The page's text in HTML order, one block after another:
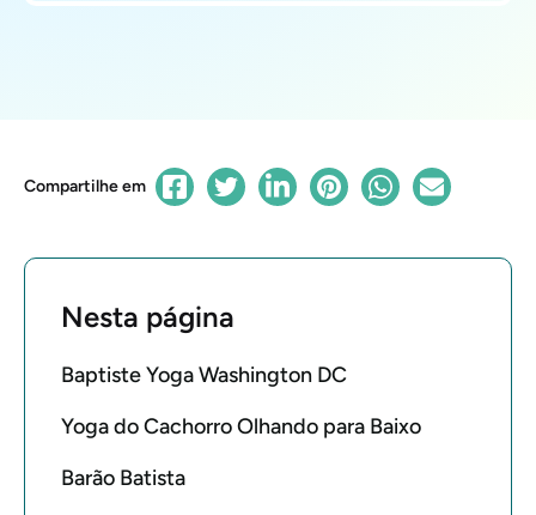
Compartilhe em
Nesta página
Baptiste Yoga Washington DC
Yoga do Cachorro Olhando para Baixo
Barão Batista